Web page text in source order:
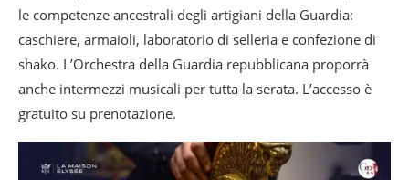
le competenze ancestrali degli artigiani della Guardia:
caschiere, armaioli, laboratorio di selleria e confezione di
shako. L’Orchestra della Guardia repubblicana proporrà
anche intermezzi musicali per tutta la serata. L’accesso è
gratuito su prenotazione.